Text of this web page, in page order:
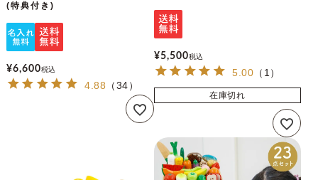
(特典付き)
¥6,600税込
4.88 （34）
¥5,500税込
5.00 （ 1）
在庫切れ